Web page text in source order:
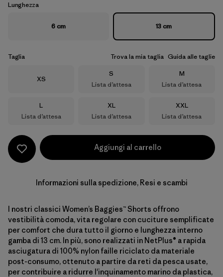
Lunghezza
6 cm 13 cm
Taglia Trova la mia taglia Guida alle taglie
Taglia
XS
Taglia
S
Lista d’attesa
Taglia
M
Lista d’attesa
Taglia
L
Lista d’attesa
Taglia
XL
Lista d’attesa
Taglia
XXL
Lista d’attesa
Aggiungi al carrello
Informazioni sulla spedizione, Resi e scambi
I nostri classici Women’s Baggies™ Shorts offrono
vestibilità comoda, vita regolare con cuciture semplificate
per comfort che dura tutto il giorno e lunghezza interno
gamba di 13 cm. In più, sono realizzati in NetPlus® a rapida
asciugatura di 100% nylon faille riciclato da materiale
post-consumo, ottenuto a partire da reti da pesca usate,
per contribuire a ridurre l'inquinamento marino da plastica,